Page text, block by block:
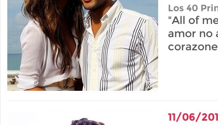
Los 40
"All of
amor no
11/06/